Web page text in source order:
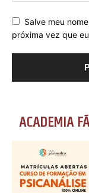
Salve meu
próxima vez que
ACADEMIA